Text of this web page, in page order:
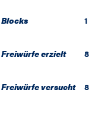
Blocks 1
Freiwürfe erzielt 8
Freiwürfe versucht 8